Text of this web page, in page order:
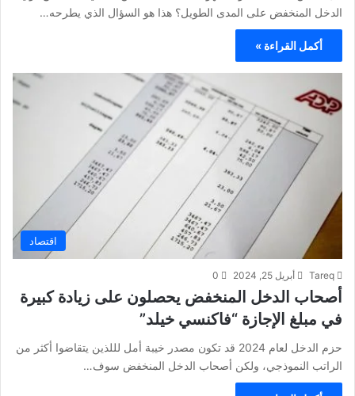
الدخل المنخفض على المدى الطويل؟ هذا هو السؤال الذي يطرحه…
أكمل القراءة »
اقتصاد
Tareq أبريل 25, 2024 0
أصحاب الدخل المنخفض يحصلون على زيادة كبيرة
في مبلغ الإجازة “فاكنسي خيلد”
حزم الدخل لعام 2024 قد تكون مصدر خيبة أمل لللذين يتقاضوا أكثر من
الراتب النموذجي، ولكن أصحاب الدخل المنخفض سوف…